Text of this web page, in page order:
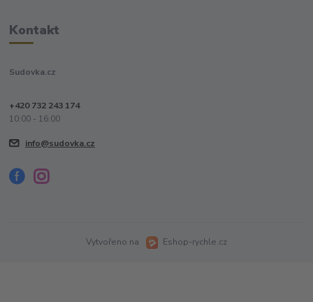
Kontakt
Sudovka.cz
+420 732 243 174
10:00 - 16:00
info@sudovka.cz
Vytvořeno na Eshop-rychle.cz